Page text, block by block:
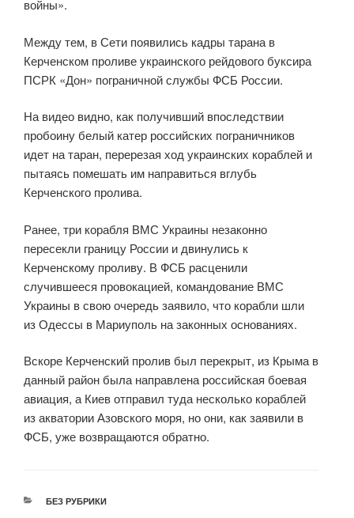
войны».
Между тем, в Сети появились кадры тарана в
Керченском проливе украинского рейдового буксира
ПСРК «Дон» пограничной службы ФСБ России.
На видео видно, как получивший впоследствии
пробоину белый катер российских пограничников
идет на таран, перерезая ход украинских кораблей и
пытаясь помешать им направиться вглубь
Керченского пролива.
Ранее, три корабля ВМС Украины незаконно
пересекли границу России и двинулись к
Керченскому проливу. В ФСБ расценили
случившееся провокацией, командование ВМС
Украины в свою очередь заявило, что корабли шли
из Одессы в Мариуполь на законных основаниях.
Вскоре Керченский пролив был перекрыт, из Крыма в
данный район была направлена российская боевая
авиация, а Киев отправил туда несколько кораблей
из акватории Азовского моря, но они, как заявили в
ФСБ, уже возвращаются обратно.
РУБРИКИ
БЕЗ РУБРИКИ